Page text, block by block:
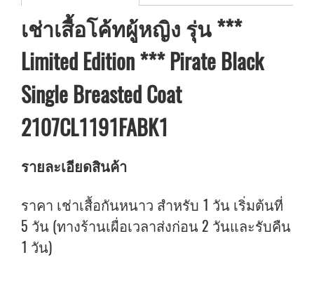
เช่าเสื้อโค้ทผู้หญิง รุ่น ***
Limited Edition *** Pirate Black
Single Breasted Coat
2107CL1191FABK1
รายละเอียดสินค้า
ราคา เช่าเสื้อกันหนาว สำหรับ 1 วัน เริ่มต้นที่
5 วัน (ทางร้านเผื่อเวลาส่งก่อน 2 วันและรับคืน
1 วัน)